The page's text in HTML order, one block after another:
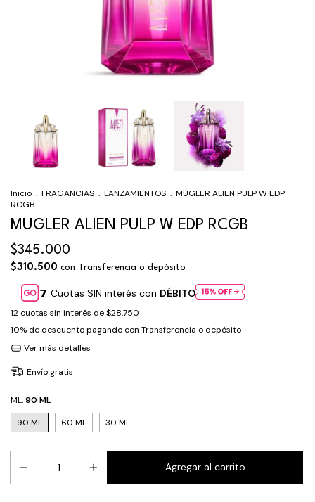
Inicio . FRAGANCIAS . LANZAMIENTOS . MUGLER ALIEN PULP W EDP
RCGB
MUGLER ALIEN PULP W EDP RCGB
$345.000
$310.500 con Transferencia o depósito
Cuotas SIN interés con DÉBITO
12 cuotas sin interés de$28.750
10% de descuentopagando con Transferencia o depósito
Ver más detalles
Envío gratis
ML:90 ML
90 ML
60 ML 30 ML